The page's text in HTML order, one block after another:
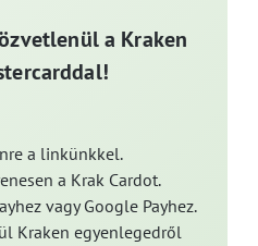
a Kraken
a linkünkkel.
a Krak Cardot.
vagy Google Payhez.
Kraken egyenlegedről